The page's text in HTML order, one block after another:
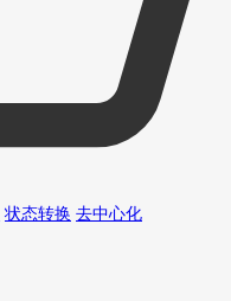
状态转换 去中心化